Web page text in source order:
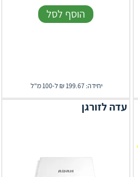
הוסף לסל
יחידה: 199.67 ₪ ל-100 מ"ל
עדה לזורגן